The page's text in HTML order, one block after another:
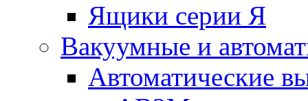
Ящики серии Я
Вакуумные и
Автоматические